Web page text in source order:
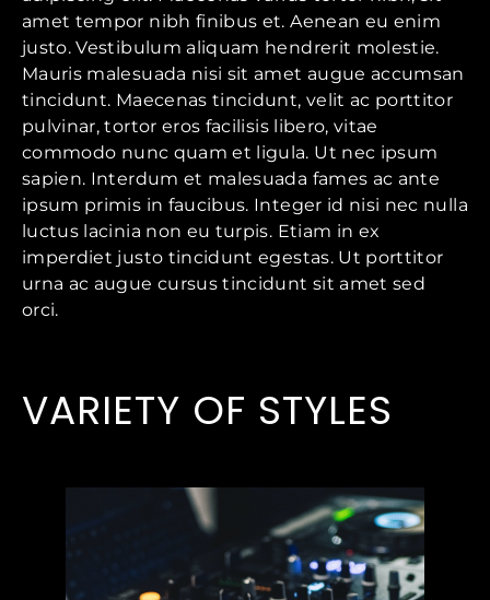
amet tempor nibh finibus et. Aenean eu enim
justo. Vestibulum aliquam hendrerit molestie.
Mauris malesuada nisi sit amet augue accumsan
tincidunt. Maecenas tincidunt, velit ac porttitor
pulvinar, tortor eros facilisis libero, vitae
commodo nunc quam et ligula. Ut nec ipsum
sapien. Interdum et malesuada fames ac ante
ipsum primis in faucibus. Integer id nisi nec nulla
luctus lacinia non eu turpis. Etiam in ex
imperdiet justo tincidunt egestas. Ut porttitor
urna ac augue cursus tincidunt sit amet sed
orci.
VARIETY OF STYLES